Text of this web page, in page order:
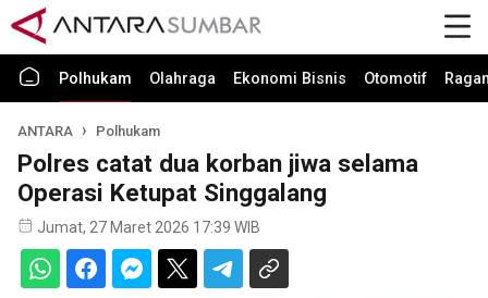
Polhukam Olahraga Ekonomi Bisnis Otomotif
ANTARA Polhukam
Polres catat dua korban jiwa selama
Operasi Ketupat Singgalang
Jumat, 27 Maret 2026 17:39 WIB